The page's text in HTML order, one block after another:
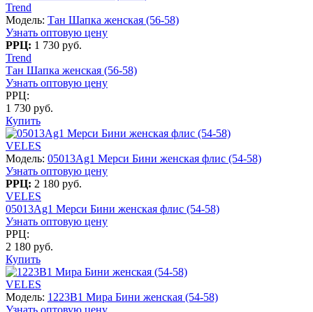
Trend
Модель: Тан Шапка женская (56-58)
Узнать оптовую цену
РРЦ: 1 730 руб.
Trend
Тан Шапка женская (56-58)
Узнать оптовую цену
РРЦ:
1 730 руб.
Купить
VELES
Модель: 05013Ag1 Мерси Бини женская флис (54-58)
Узнать оптовую цену
РРЦ: 2 180 руб.
VELES
05013Ag1 Мерси Бини женская флис (54-58)
Узнать оптовую цену
РРЦ:
2 180 руб.
Купить
VELES
Модель: 1223В1 Мира Бини женская (54-58)
Узнать оптовую цену